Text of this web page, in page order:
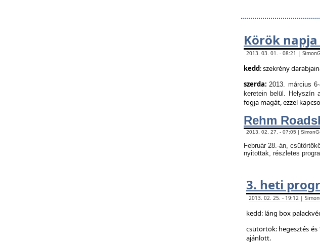
Körök
2013. 03. 01. - 08:21 |
kedd: szekrény
szerda:2013. március
keretein belül. Helyszín
fogja magát, ezzel
Rehm
2013. 02. 27. - 07:05 |
Február 28.-án,
nyitottak, részletes
3. heti
2013. 02. 25. - 19:12 |
kedd: láng box
csütörtök: hegesztés és
ajánlott.